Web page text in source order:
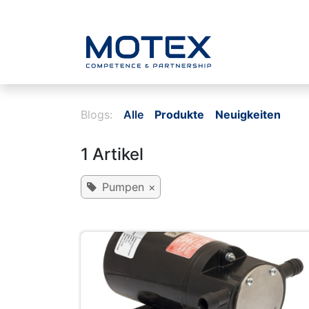
Blogs: Alle Produkte Neuigkeiten
1 Artikel
Pumpen ×